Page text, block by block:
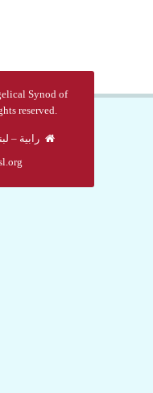
Synod of
reserved.
رابية –